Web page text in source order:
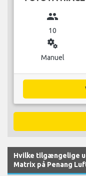
group
10
miscellaneous_services
Manuel
Hvilke tilgængelige
Matrix på Penang